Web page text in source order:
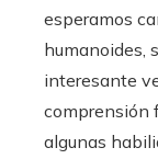
esperamos
humanoides,
interesante
comprensión
algunas